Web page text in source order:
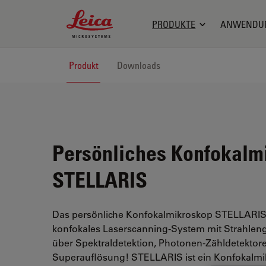
Leica Microsystems Logo
PRODUKTE
Produkt Downloads
Persönliches
STELLARIS
Das persönliche Konfokalmikroskop
konfokales Laserscanning-System mit
über Spektraldetektion, Photonen-
Superauflösung! STELLARIS ist ein